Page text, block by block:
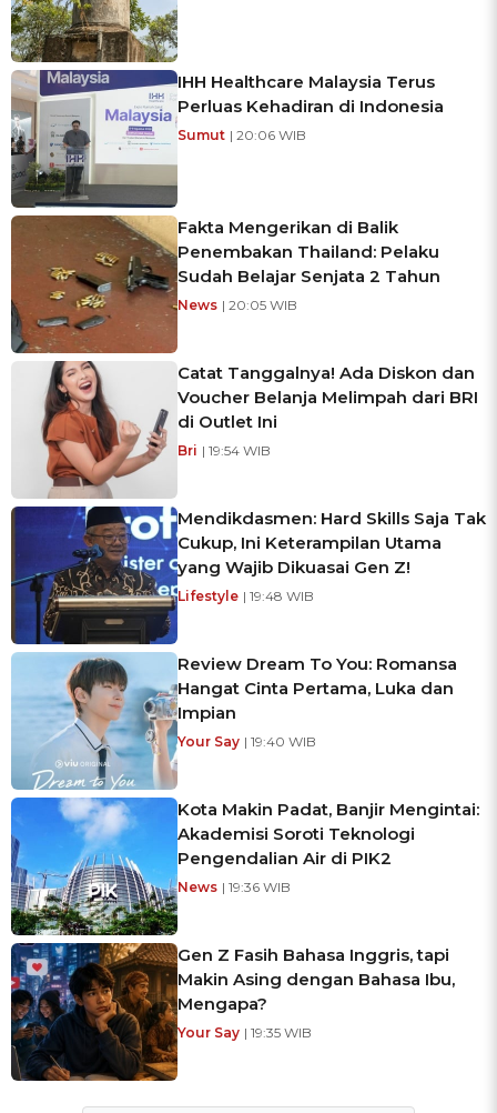
IHH Healthcare Malaysia Terus
Perluas Kehadiran di Indonesia
Sumut | 20:06 WIB
Fakta Mengerikan di Balik
Penembakan Thailand: Pelaku
Sudah Belajar Senjata 2 Tahun
News | 20:05 WIB
Catat Tanggalnya! Ada Diskon dan
Voucher Belanja Melimpah dari BRI
di Outlet Ini
Bri | 19:54 WIB
Mendikdasmen: Hard Skills Saja Tak
Cukup, Ini Keterampilan Utama
yang Wajib Dikuasai Gen Z!
Lifestyle | 19:48 WIB
Review Dream To You: Romansa
Hangat Cinta Pertama, Luka dan
Impian
Your Say | 19:40 WIB
Kota Makin Padat, Banjir Mengintai:
Akademisi Soroti Teknologi
Pengendalian Air di PIK2
News | 19:36 WIB
Gen Z Fasih Bahasa Inggris, tapi
Makin Asing dengan Bahasa Ibu,
Mengapa?
Your Say | 19:35 WIB